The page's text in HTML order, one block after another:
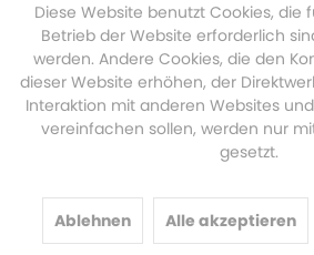
Diese Website benutzt Cookies, die
Betrieb der Website erforderlich
werden. Andere Cookies, die den
dieser Website erhöhen, der
Interaktion mit anderen Websites
vereinfachen sollen, werden nur
gesetzt.
Ablehnen Alle akzeptieren